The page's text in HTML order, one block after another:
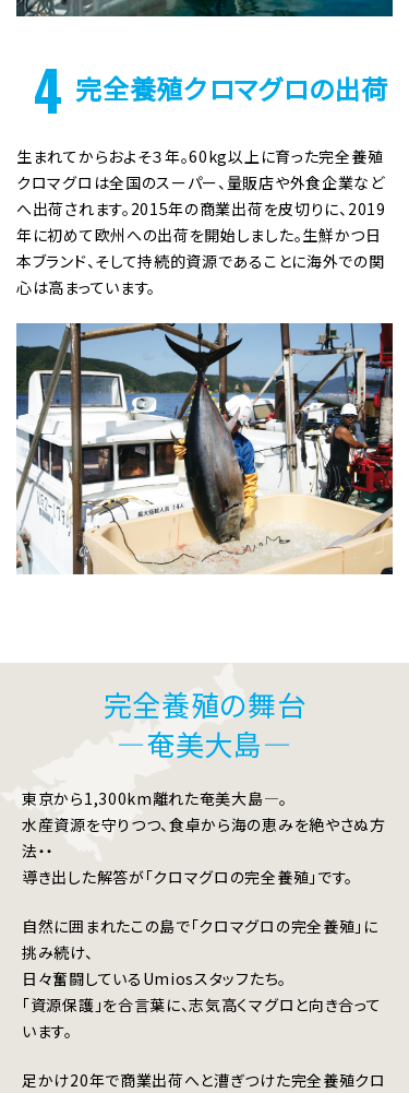
4 完全養殖クロマグロの出荷
生まれてからおよそ３年。60kg以上に育った完全養殖
クロマグロは全国のスーパー、量販店や外食企業など
へ出荷されます。2015年の商業出荷を皮切りに、2019
年に初めて欧州への出荷を開始しました。生鮮かつ日
本ブランド、そして持続的資源であることに海外での関
心は高まっています。
完全養殖の舞台
―奄美大島―
東京から1,300km離れた奄美大島―。
水産資源を守りつつ、食卓から海の恵みを絶やさぬ方
法・・
導き出した解答が「クロマグロの完全養殖」です。
自然に囲まれたこの島で「クロマグロの完全養殖」に
挑み続け、
日々奮闘しているUmiosスタッフたち。
「資源保護」を合言葉に、志気高くマグロと向き合って
います。
足かけ20年で商業出荷へと漕ぎつけた完全養殖クロ